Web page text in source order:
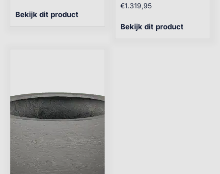
Bekijk dit product
€1.319,95
Bekijk dit product